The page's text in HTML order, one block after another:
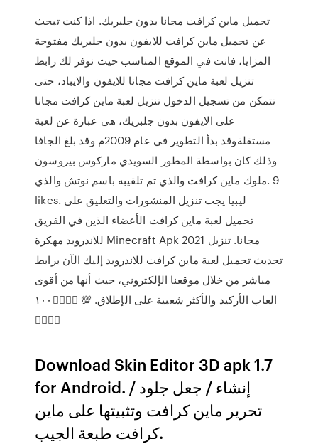
تحميل ماين كرافت مجانا بدون جلبريك. اذا كنت تبحث
عن تحميل ماين كرافت للايفون بدون جلبريك مفتوحة
المزايا، فانت في الموقع المناسب حيث نوفر لك رابط
تنزيل لعبة ماين كرافت مجانا للايفون والايباد، حتى
تتمكن من تسجيل الدخول تنزيل لعبة ماين كرافت مجانا
على الايفون بدون جلبريك، هي عبارة عن لعبة
مستقلةوقد بدأ التطوير في عام 2009م وقد بلغ الجافا
وذلك كان بواسطة المطور السويدي ماركوس بيروسون
والذي تم تلقيبه باسم نوتش والذي ‎ملوك ماين كرافت‎. 9
likes. ‎ليبيا يجب تنزيل المنشورات والتعليق على
الأعضاء الذين في الفريق‎ تحميل لعبة ماين كرافت
للاندرويد مهكرة Minecraft Apk 2021 مجانا. تنزيل
تحديث تحميل لعبة ماين كرافت للاندرويد إليك الآن برابط
مباشر من خلال موقعنا الإلكتروني، حيث أنها من أقوى
العاب الأركيد والأكثر شعبية على الإطلاق. 💯 👍🏻🖕🏻١٠٠
👍🏻🖕🏻
Download Skin Editor 3D apk 1.7
for Android. إنشاء / جعل جلود /
تحرير ماين كرافت وتثبيتها على ماين
كرافت طبعة الجيب.